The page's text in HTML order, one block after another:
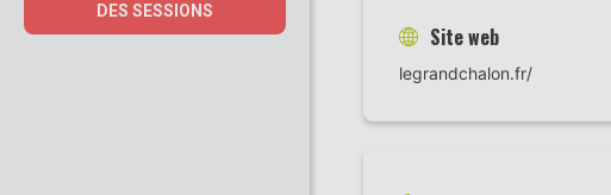
DES SESSIONS
Site web
legrandchalon.fr/